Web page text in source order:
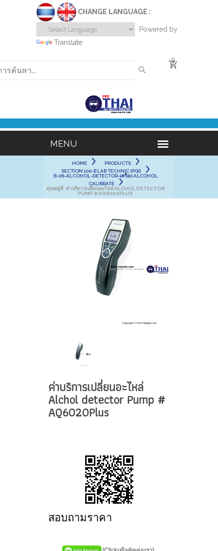
CHANGE LANGUAGE :
Powered by
Translate
0
HOME
PRODUCTS
SECTION 100-B LAB TECHNIC [PGI]
B-06-ALCOHOL-DETECTOR-เครื่อง ALCOHOL
CALIBRATE
คุณอยู่ที่: ค่าบริการเปลี่ยนอะไหล่ ALCHOL DETECTOR
PUMP # AQ6020PLUS
ค่าบริการเปลี่ยนอะไหล่
Alchol detector Pump #
AQ6020Plus
สอบถามราคา